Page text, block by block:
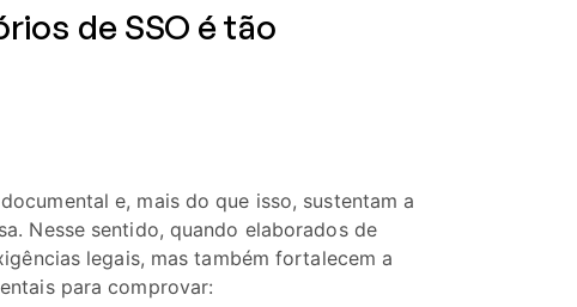
de SSO é tão
e, mais do que isso, sustentam a
Nesse sentido, quando elaborados de
legais, mas também fortalecem a
para comprovar: